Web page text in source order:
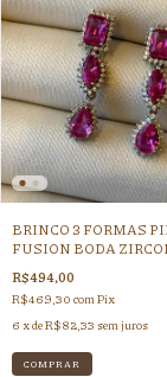
BRINCO 3 FORMAS
FUSION BODA
R$494,00
R$469,30 comPix
6 x deR$82,33 sem juros